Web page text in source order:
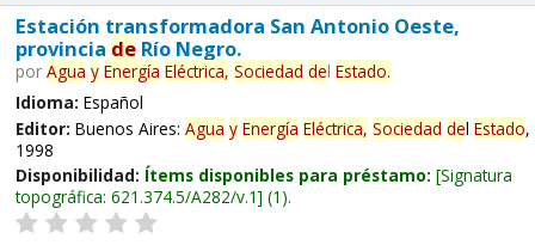
Estación transformadora San Antonio Oeste,
provincia deRío Negro.
por Agua y Energía Eléctrica, Sociedad del Estado.
Idioma: Español
Editor: Buenos Aires: Agua y Energía Eléctrica, Sociedad del Estado,
1998
Disponibilidad: Ítems disponibles para préstamo: Signatura
topográfica: 621.374.5/A282/v.1 (1).